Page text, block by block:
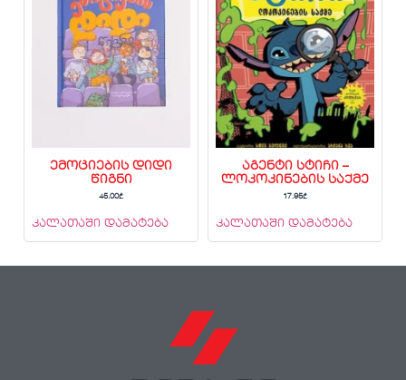
ემოციების დიდი
წიგნი
45.00₾
კალათაში დამატება
აგენტი სტიჩი –
ლოკოკინების საქმე
17.95₾
კალათაში დამატება